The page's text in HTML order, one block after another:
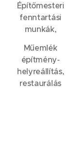
Építőmesteri
fenntartási
munkák,
Műemlék
építmény-
helyreállítás,
restaurálás